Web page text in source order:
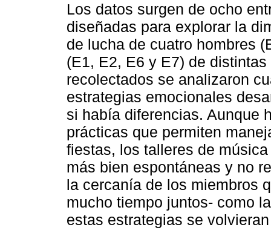
Los datos surgen de ocho
diseñadas para explorar la
de lucha de cuatro hombres
(E1, E2, E6 y E7) de
recolectados se analizaron
estrategias emocionales
si había diferencias. Aunque
prácticas que permiten
fiestas, los talleres de
más bien espontáneas y no
la cercanía de los miembros
mucho tiempo juntos- como
estas estrategias se